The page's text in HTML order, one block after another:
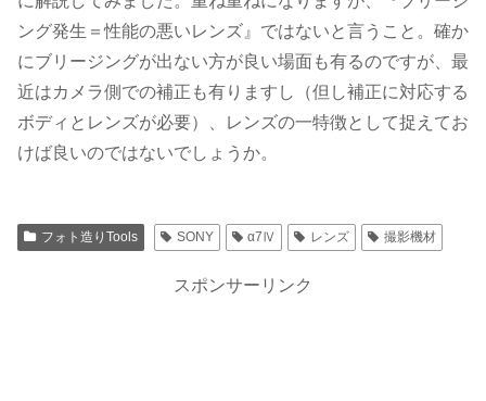
ング発生＝性能の悪いレンズ』ではないと言うこと。確か
にブリージングが出ない方が良い場面も有るのですが、最
近はカメラ側での補正も有りますし（但し補正に対応する
ボディとレンズが必要）、レンズの一特徴として捉えてお
けば良いのではないでしょうか。
フォト造りTools SONY α7Ⅳ レンズ 撮影機材
スポンサーリンク